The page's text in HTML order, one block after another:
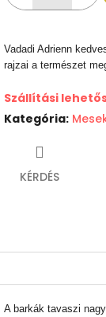
Vadadi Adrienn
rajzai a természet
Szállítási
Kategória:
KÉRDÉS
A barkák tavaszi